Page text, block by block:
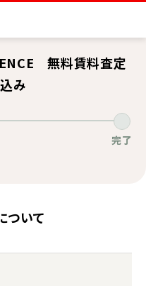
無料賃料査定
み
完了
ついて